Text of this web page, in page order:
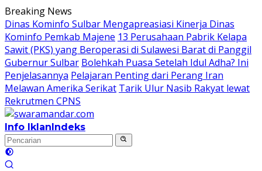
Langsung
ke
konten
Breaking News
Dinas Kominfo Sulbar Mengapreasiasi Kinerja Dinas
Kominfo Pemkab Majene 13 Perusahaan Pabrik Kelapa
Sawit (PKS) yang Beroperasi di Sulawesi Barat di Panggil
Gubernur Sulbar Bolehkah Puasa Setelah Idul Adha? Ini
Penjelasannya Pelajaran Penting dari Perang Iran
Melawan Amerika Serikat Tarik Ulur Nasib Rakyat lewat
Rekrutmen CPNS
Info IklanIndeks